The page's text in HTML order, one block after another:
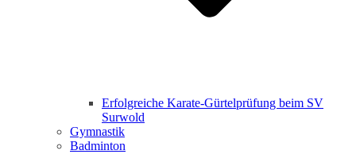
Erfolgreiche Karate-Gürtelprüfung beim SV
Surwold
Gymnastik
Badminton